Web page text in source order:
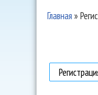
Главная»